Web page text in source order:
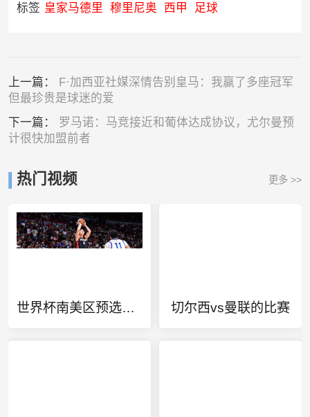
标签 皇家马德里 穆里尼奥 西甲 足球
上一篇：
F·加西亚社媒深情告别皇马：我赢了多座冠军
但最珍贵是球迷的爱
下一篇： 罗马诺：马竞接近和葡体达成协议，尤尔曼预
计很快加盟前者
热门视频 更多 >>
世界杯南美区预选赛巴西全部比赛 切尔西vs曼联的比赛